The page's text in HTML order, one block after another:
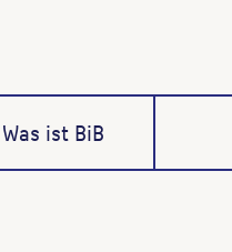
Was ist BiB